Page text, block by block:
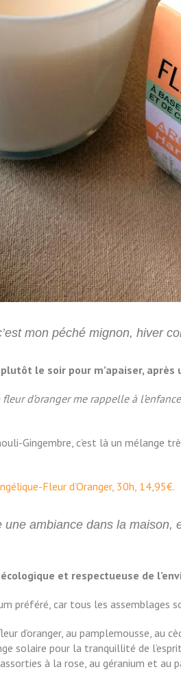
mon péché mignon, hiver
plutôt le soir pour m’apaiser,
d’oranger me rappelle à
Gingembre, c’est là un mélange
Fleur d’Oranger, 30h, 14,95€.
une ambiance dans la maison,
et respectueuse de
préféré, car tous les assemblages
d’oranger, au pamplemousse, au
solaire pour la tranquillité de
assorties à la rose, au géranium et au